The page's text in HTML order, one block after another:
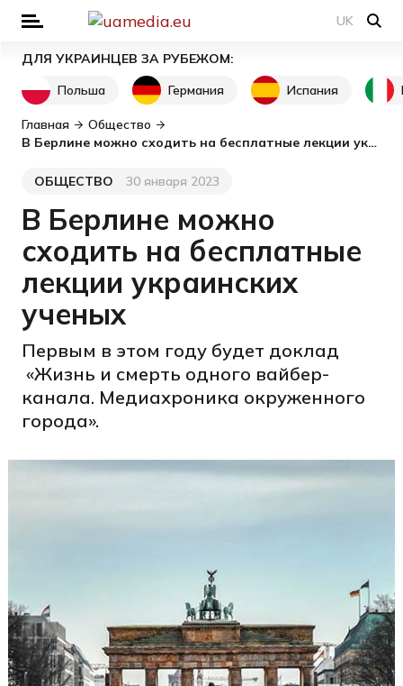
UK
ДЛЯ УКРАИНЦЕВ ЗА РУБЕЖОМ:
Польша
Германия Испания
Главная
Общество
В Берлине можно сходить на бесплатные лекции украинских ученых
Категория
ОБЩЕСТВО
Дата публикации
30 января 2023
В Берлине можно
сходить на бесплатные
лекции украинских
ученых
Первым в этом году будет доклад
«Жизнь и смерть одного вайбер-
канала. Медиахроника окруженного
города».